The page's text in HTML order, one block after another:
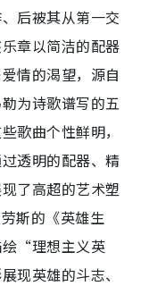
后被其从第一交
章以简洁的配器
情的渴望，源自
为诗歌谱写的五
歌曲个性鲜明，
透明的配器、精
了高超的艺术塑
斯的《英雄生
绘“理想主义英
现英雄的斗志、